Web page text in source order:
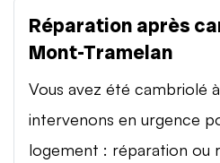
Réparation après
Mont-Tramelan
Vous avez été cambriolé
intervenons en urgence
logement : réparation ou